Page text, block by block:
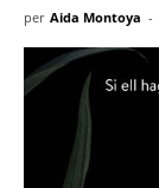
per Aida Montoya -